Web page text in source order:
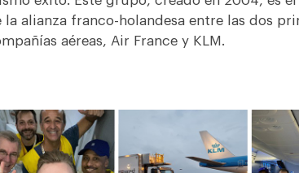
la alianza franco-holandesa entre las dos
aéreas, Air France y KLM.